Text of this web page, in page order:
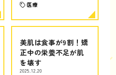
医療
美肌は食事が9割！矯
正中の栄養不足が肌
を壊す
2025.12.20